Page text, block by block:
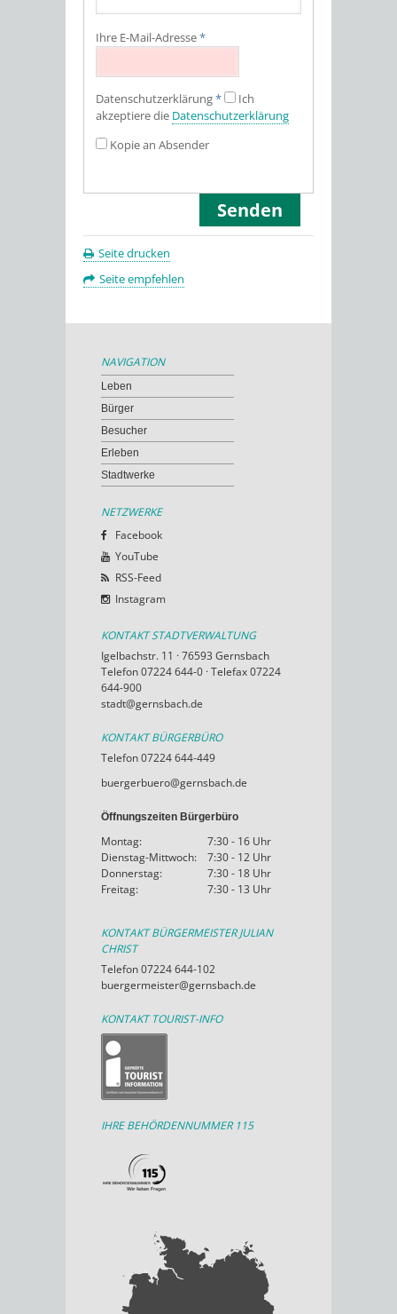
Ihre E-Mail-Adresse*
Datenschutz­erklärung*
Ich
akzeptiere die Datenschutz­erklärung
Kopie an Absender
Seite drucken
Seite empfehlen
NAVIGATION
Leben
Bürger
Besucher
Erleben
Stadtwerke
NETZWERKE
Facebook
YouTube
RSS-Feed
Instagram
KONTAKT STADTVERWALTUNG
Igelbachstr. 11 · 76593 Gernsbach
Telefon 07224 644-0 · Telefax 07224
644-900
stadt@gernsbach.de
KONTAKT BÜRGERBÜRO
Telefon 07224 644-449
buergerbuero@gernsbach.de
Öffnungszeiten Bürgerbüro
Montag:
7:30 - 16 Uhr
Dienstag-Mittwoch:
7:30 - 12 Uhr
Donnerstag:
7:30 - 18 Uhr
Freitag:
7:30 - 13 Uhr
KONTAKT BÜRGERMEISTER JULIAN
CHRIST
Telefon 07224 644-102
buergermeister@gernsbach.de
KONTAKT TOURIST-INFO
IHRE BEHÖRDENNUMMER 115